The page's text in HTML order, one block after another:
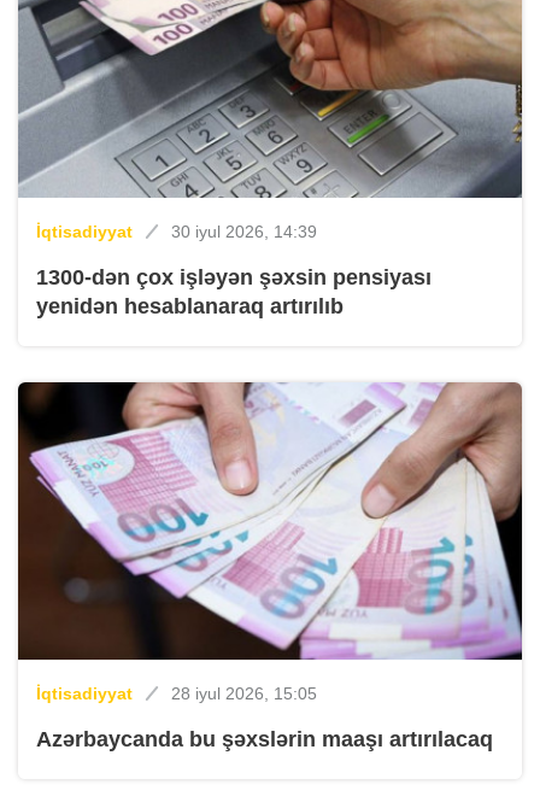
İqtisadiyyat 30 iyul 2026, 14:39
1300-dən çox işləyən şəxsin pensiyası
yenidən hesablanaraq artırılıb
İqtisadiyyat 28 iyul 2026, 15:05
Azərbaycanda bu şəxslərin maaşı artırılacaq